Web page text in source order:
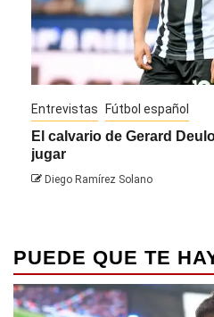
Entrevistas Fútbol español
El calvario de Gerard
jugar
Diego Ramírez Solano
PUEDE QUE TE